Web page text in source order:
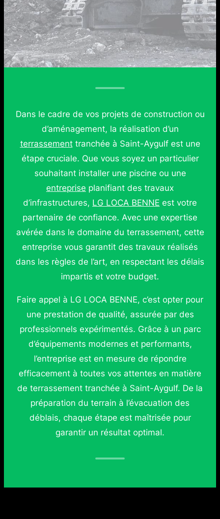
Dans le cadre de vos projets de construction ou
d’aménagement, la réalisation d’un
terrassementtranchée à Saint-Aygulf est une
étape cruciale. Que vous soyez un particulier
souhaitant installer une piscine ou une
entreprise planifiant des travaux
d’infrastructures, LG LOCA BENNE est votre
partenaire de confiance. Avec une expertise
avérée dans le domaine du terrassement, cette
entreprise vous garantit des travaux réalisés
dans les règles de l’art, en respectant les délais
impartis et votre budget.
Faire appel à LG LOCA BENNE, c’est opter pour
une prestation de qualité, assurée par des
professionnels expérimentés. Grâce à un parc
d’équipements modernes et performants,
l’entreprise est en mesure de répondre
efficacement à toutes vos attentes en matière
de terrassement tranchée à Saint-Aygulf. De la
préparation du terrain à l’évacuation des
déblais, chaque étape est maîtrisée pour
garantir un résultat optimal.